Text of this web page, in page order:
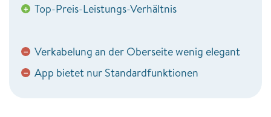
+ Top-Preis-Leistungs-Verhältnis
− Verkabelung an der Oberseite wenig elegant
− App bietet nur Standardfunktionen